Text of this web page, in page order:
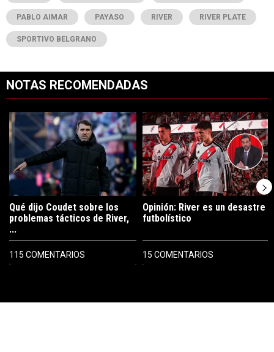
PABLO AIMAR PAYASO RIVER RIVER PLATE
SPORTIVO BELGRANO
NOTAS RECOMENDADAS
Un artículo de tendencia con el título "Qué dijo Coudet sobre los
Qué dijo Coudet sobre los
problemas tácticos de River,
...
115 COMENTARIOS
Un artículo de tendencia con el
Opinión: River es un desastre
futbolístico
15 COMENTARIOS